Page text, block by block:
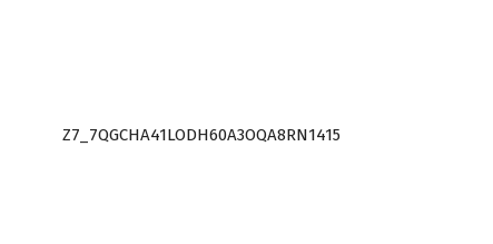
Z7_7QGCHA41LODH60A3OQA8RN1415